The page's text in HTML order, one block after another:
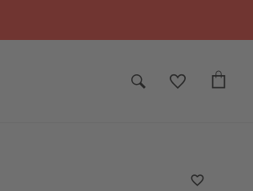
favorite_border